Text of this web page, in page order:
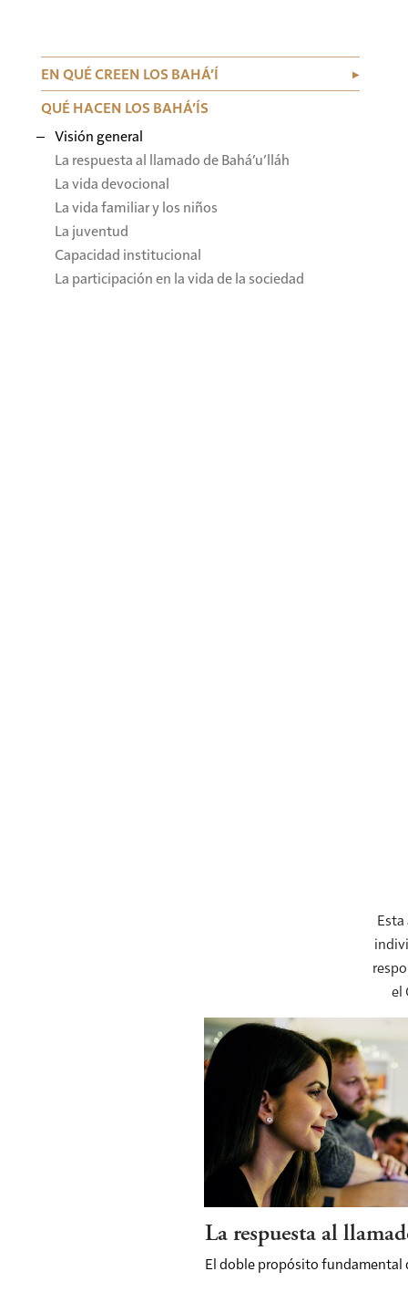
EN QUÉ CREEN LOS BAHÁ’Í
QUÉ HACEN LOS BAHÁ’ÍS
Visión general
La respuesta al llamado de Bahá’u’lláh
La vida devocional
La vida familiar y los niños
La juventud
Capacidad institucional
La participación en la vida de la sociedad
el
La respuesta al
El doble propósito fundamental